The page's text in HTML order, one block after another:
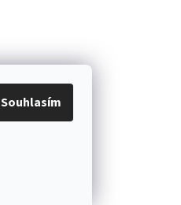
Souhlasím